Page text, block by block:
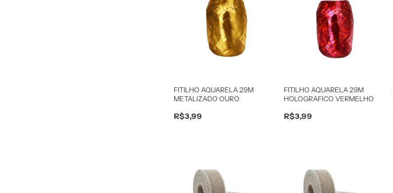
FITILHO AQUARELA 29M
METALIZADO OURO
R$3,99
FITILHO AQUARELA 29M
HOLOGRAFICO VERMELHO
R$3,99